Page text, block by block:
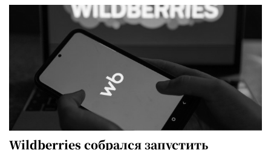
Wildberries собрался запустить